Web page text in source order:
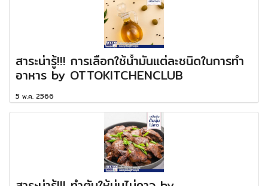
สาระน่ารู้!!! การเลือกใช้น้ำมันแต่ละชนิดในการทำ
อาหาร by OTTOKITCHENCLUB
5 พ.ค. 2566